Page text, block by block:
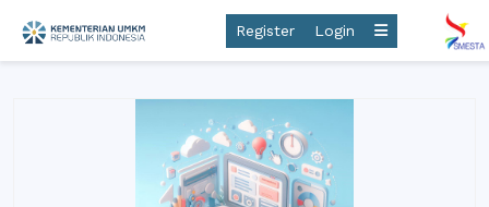
Register Login